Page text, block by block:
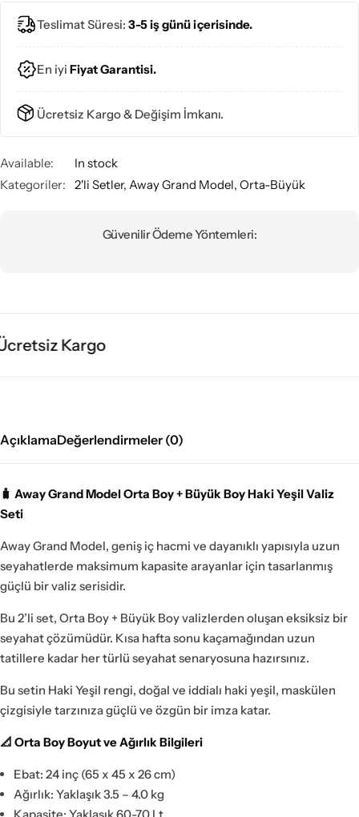
Teslimat Süresi: 3-5 iş günü içerisinde.
En iyi Fiyat Garantisi.
Ücretsiz Kargo & Değişim İmkanı.
Available:
In stock
Kategoriler:
2'li Setler, Away Grand Model, Orta-Büyük
Güvenilir Ödeme Yöntemleri:
Kargo
AçıklamaDeğerlendirmeler (0)
🧳 Away Grand Model Orta Boy + Büyük Boy Haki Yeşil Valiz
Seti
Away Grand Model, geniş iç hacmi ve dayanıklı yapısıyla uzun
seyahatlerde maksimum kapasite arayanlar için tasarlanmış
güçlü bir valiz serisidir.
Bu 2’li set, Orta Boy + Büyük Boy valizlerden oluşan eksiksiz bir
seyahat çözümüdür. Kısa hafta sonu kaçamağından uzun
tatillere kadar her türlü seyahat senaryosuna hazırsınız.
Bu setin Haki Yeşil rengi, doğal ve iddialı haki yeşil, maskülen
çizgisiyle tarzınıza güçlü ve özgün bir imza katar.
📐 Orta Boy Boyut ve Ağırlık Bilgileri
Ebat: 24 inç (65 x 45 x 26 cm)
Ağırlık: Yaklaşık 3.5 – 4.0 kg